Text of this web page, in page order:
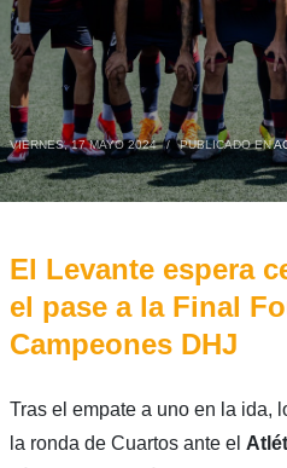
VIERNES, 17 MAYO 2024 / PUBLICADO EN
El Levante espera
el pase a la Final
Campeones DHJ
Tras el empate a uno en la ida,
la ronda de Cuartos ante el